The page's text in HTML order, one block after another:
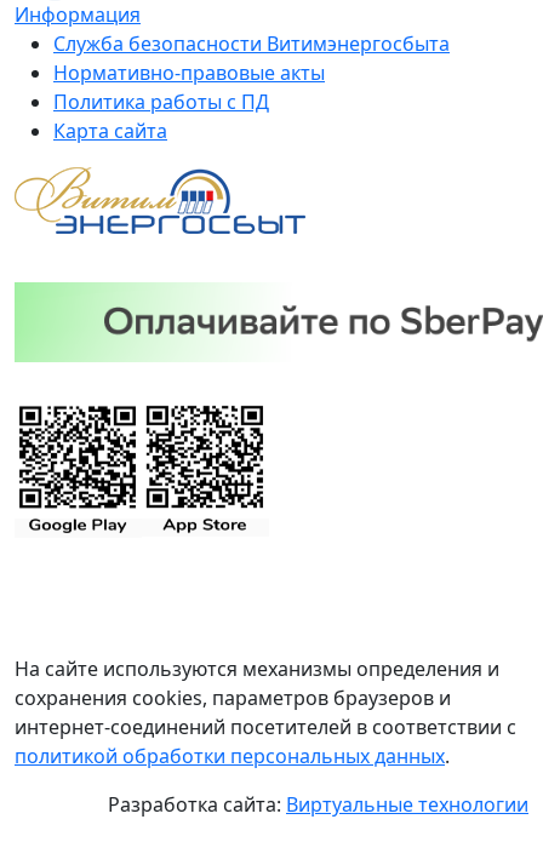
Информация
Служба безопасности Витимэнергосбыта
Нормативно-правовые акты
Политика работы с ПД
Карта сайта
На сайте используются механизмы определения и
сохранения cookies, параметров браузеров и
интернет-соединений посетителей в соответствии с
политикой обработки персональных данных.
Разработка сайта: Виртуальные технологии